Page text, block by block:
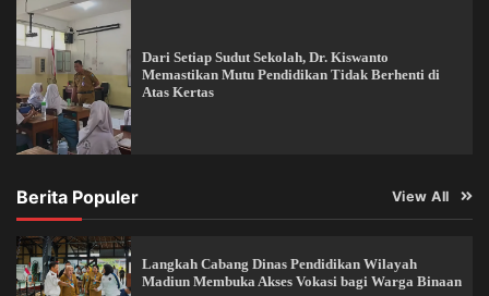
Dari Setiap Sudut Sekolah, Dr. Kiswanto
Memastikan Mutu Pendidikan Tidak Berhenti di
Atas Kertas
Berita Populer View All
Langkah Cabang Dinas Pendidikan Wilayah
Madiun Membuka Akses Vokasi bagi Warga Binaan